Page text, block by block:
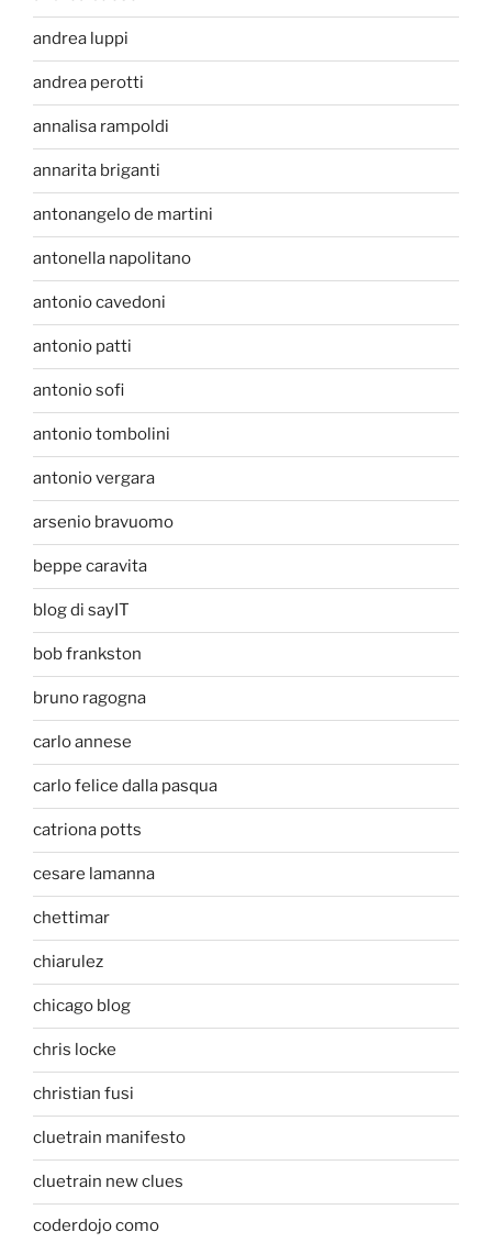
andrea luppi
andrea perotti
annalisa rampoldi
annarita briganti
antonangelo de martini
antonella napolitano
antonio cavedoni
antonio patti
antonio sofi
antonio tombolini
antonio vergara
arsenio bravuomo
beppe caravita
blog di sayIT
bob frankston
bruno ragogna
carlo annese
carlo felice dalla pasqua
catriona potts
cesare lamanna
chettimar
chiarulez
chicago blog
chris locke
christian fusi
cluetrain manifesto
cluetrain new clues
coderdojo como